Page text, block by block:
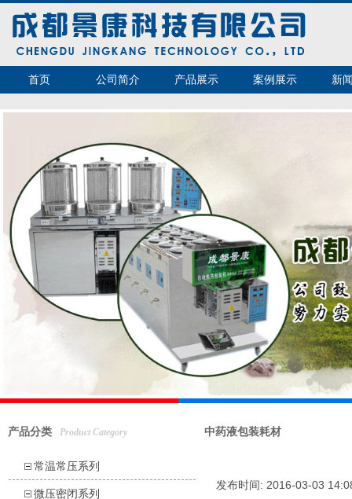
首页 公司简介 产品展示 案例展示 新
产品分类 Product Category
常温常压系列
微压密闭系列
中药液包装耗材
发布时间: 2016-03-03